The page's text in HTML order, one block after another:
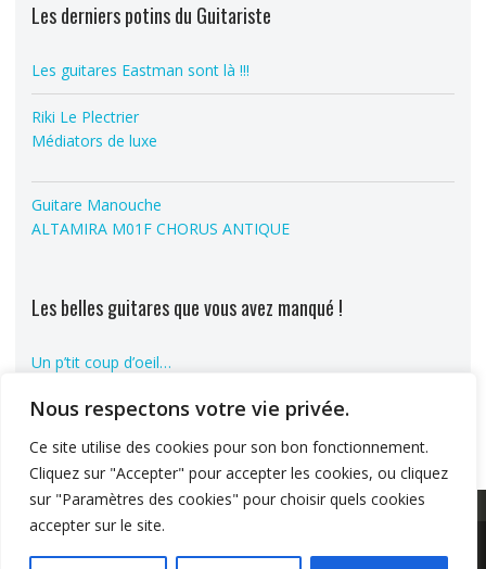
Nous respectons votre vie privée.
Ce site utilise des cookies pour son bon fonctionnement.
Cliquez sur "Accepter" pour accepter les cookies, ou cliquez
sur "Paramètres des cookies" pour choisir quels cookies
accepter sur le site.
Les derniers potins du Guitariste
Les guitares Eastman sont là !!!
Riki Le Plectrier
Médiators de luxe
Guitare Manouche
ALTAMIRA M01F CHORUS ANTIQUE
Les belles guitares que vous avez manqué !
Un p’tit coup d’oeil…